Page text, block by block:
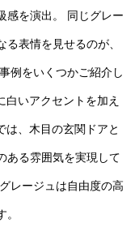
感を演出。 同じグレー
表情を見せるのが、
例をいくつかご紹介し
白いアクセントを加え
は、木目の玄関ドアと
ある雰囲気を実現して
レージュは自由度の高